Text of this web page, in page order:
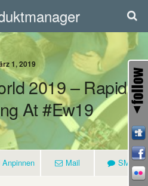
1, 2019
2019 – Rapid
At #ew19
Anpinnen Mail SMS